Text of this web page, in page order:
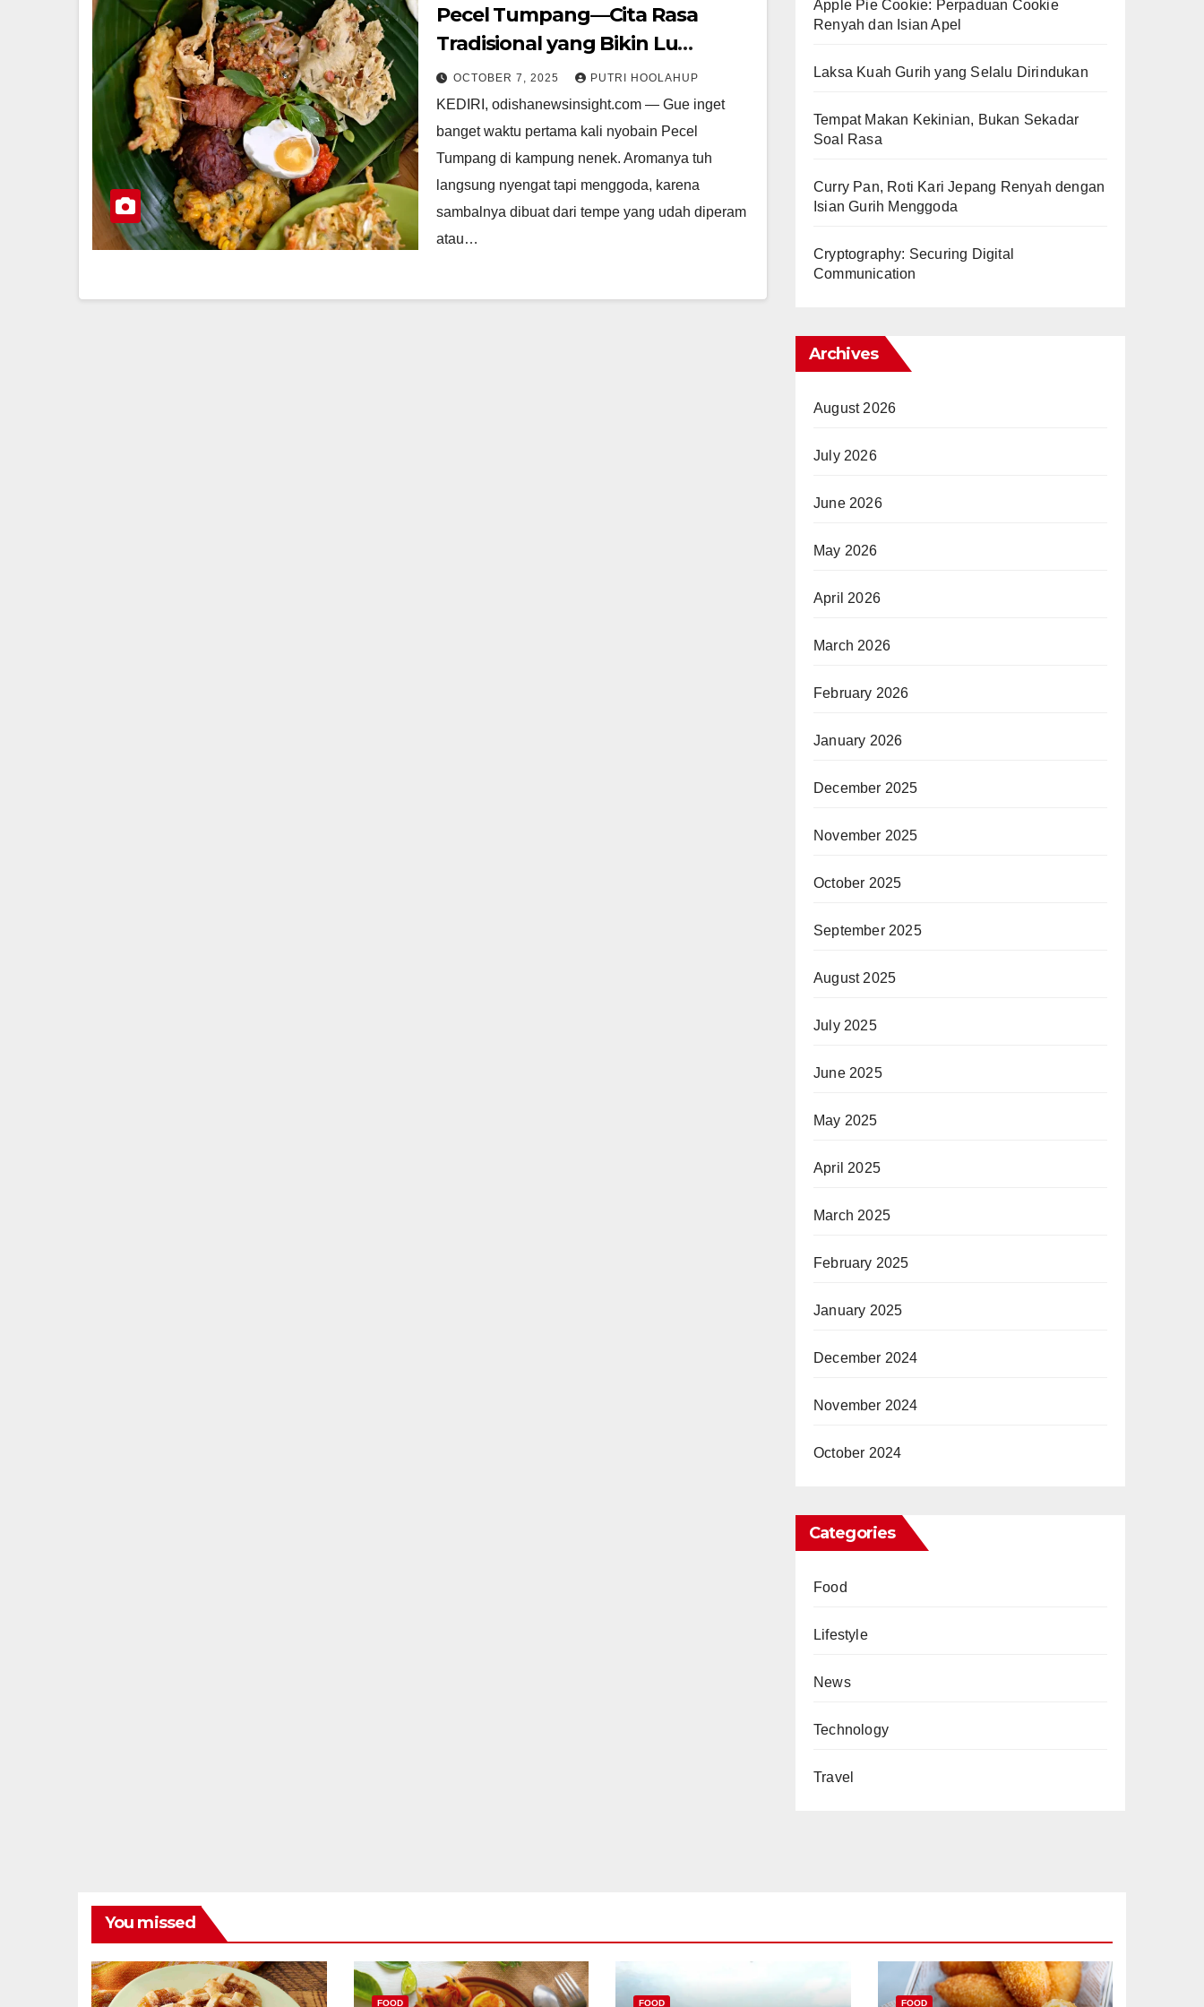
Pecel Tumpang—Cita Rasa
Tradisional yang Bikin Lu
Ketagihan!
OCTOBER 7, 2025 PUTRI HOOLAHUP
KEDIRI, odishanewsinsight.com — Gue inget
banget waktu pertama kali nyobain Pecel
Tumpang di kampung nenek. Aromanya tuh
langsung nyengat tapi menggoda, karena
sambalnya dibuat dari tempe yang udah diperam
atau…
Apple Pie Cookie: Perpaduan Cookie
Renyah dan Isian Apel
Laksa Kuah Gurih yang Selalu Dirindukan
Tempat Makan Kekinian, Bukan Sekadar
Soal Rasa
Curry Pan, Roti Kari Jepang Renyah dengan
Isian Gurih Menggoda
Cryptography: Securing Digital
Communication
Archives
August 2026
July 2026
June 2026
May 2026
April 2026
March 2026
February 2026
January 2026
December 2025
November 2025
October 2025
September 2025
August 2025
July 2025
June 2025
May 2025
April 2025
March 2025
February 2025
January 2025
December 2024
November 2024
October 2024
Categories
Food
Lifestyle
News
Technology
Travel
You missed
FOOD FOOD FOOD